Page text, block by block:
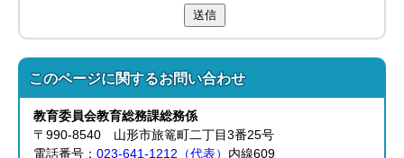
送信
このページに関するお問い合わせ
教育委員会教育総務課総務係
〒990-8540 山形市旅篭町二丁目3番25号
電話番号：023-641-1212（代表） 内線609